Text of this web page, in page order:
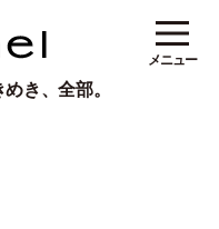
き、全部。
メニュー